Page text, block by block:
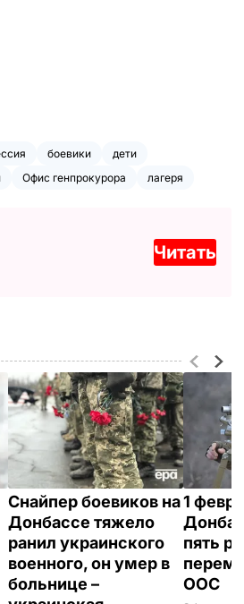
боевики
дети
Офис генпрокурора лагеря
Читать
Снайпер боевиков на
Донбассе тяжело
ранил украинского
военного, он умер в
больнице –
1
пять
ООС